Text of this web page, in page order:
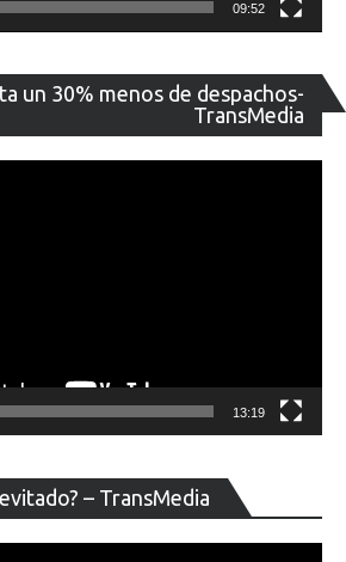
09:52
un 30% menos de despachos-
TransMedia
de
13:19
– TransMedia
de